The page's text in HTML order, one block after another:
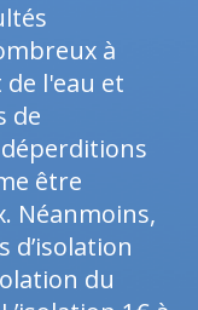
à
l'eau et
de
être
Néanmoins,
d’isolation
du